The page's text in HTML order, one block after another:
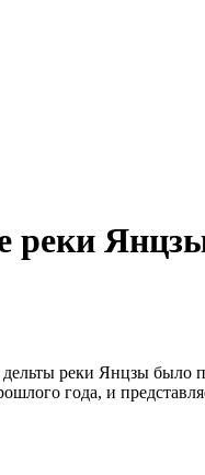
реки
реки Янцзы было
года, и